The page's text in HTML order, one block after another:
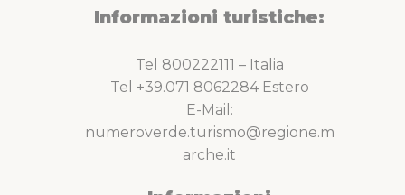
Informazioni turistiche:
Tel 800222111 – Italia
Tel +39.071 8062284 Estero
E-Mail:
numeroverde.turismo@regione.m
arche.it